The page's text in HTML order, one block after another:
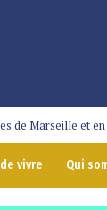
de Marseille et
vivre Qui